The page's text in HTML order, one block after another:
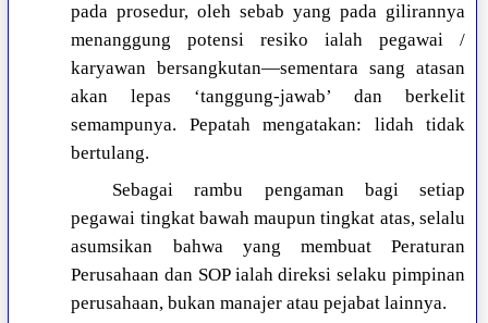
pada prosedur, oleh sebab yang pada gilirannya
menanggung potensi resiko ialah pegawai /
karyawan bersangkutan—sementara sang atasan
akan lepas ‘tanggung-jawab’ dan berkelit
semampunya. Pepatah mengatakan: lidah tidak
bertulang.
Sebagai rambu pengaman bagi setiap
pegawai tingkat bawah maupun tingkat atas, selalu
asumsikan bahwa yang membuat Peraturan
Perusahaan dan SOP ialah direksi selaku pimpinan
perusahaan, bukan manajer atau pejabat lainnya.